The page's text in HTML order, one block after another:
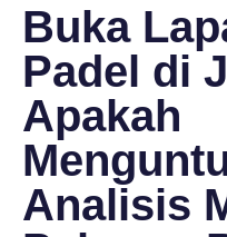
Buka
Padel di
Apakah
Analisis